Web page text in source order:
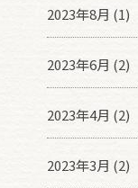
2023年8月 (1)
2023年6月 (2)
2023年4月 (2)
2023年3月 (2)